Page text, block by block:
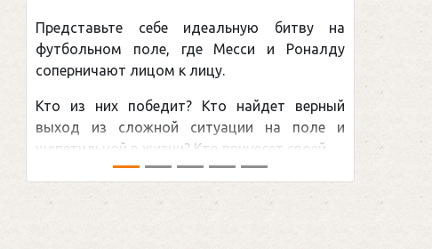
Представьте себе идеальную битву на
футбольном поле, где Месси и Роналду
соперничают лицом к лицу.
Кто из них победит? Кто найдет верный
выход из сложной ситуации на поле и
щепетильной в жизни? Кто принесет своей ...